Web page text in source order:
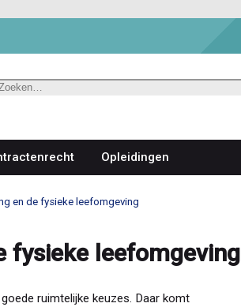
Opleidingen
en de fysieke leefomgeving
fysieke leefomgeving
ruimtelijke keuzes. Daar komt